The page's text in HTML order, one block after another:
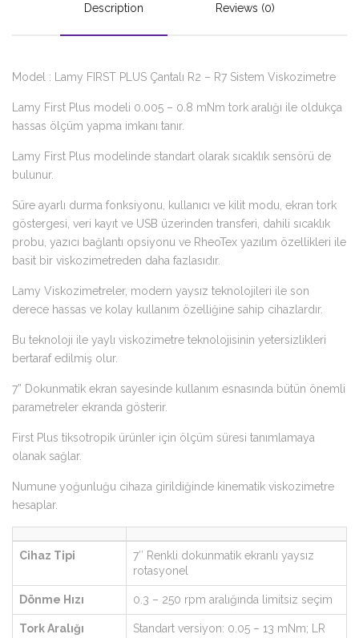
Description Reviews (0)
Model : Lamy FIRST PLUS Çantalı R2 – R7 Sistem Viskozimetre
Lamy First Plus modeli 0.005 – 0.8 mNm tork aralığı ile oldukça
hassas ölçüm yapma imkanı tanır.
Lamy First Plus modelinde standart olarak sıcaklık sensörü de
bulunur.
Süre ayarlı durma fonksiyonu, kullanıcı ve kilit modu, ekran tork
göstergesi, veri kayıt ve USB üzerinden transferi, dahili sıcaklık
probu, yazıcı bağlantı opsiyonu ve RheoTex yazılım özellikleri ile
basit bir viskozimetreden daha fazlasıdır.
Lamy Viskozimetreler, modern yaysız teknolojileri ile son
derece hassas ve kolay kullanım özelliğine sahip cihazlardır.
Bu teknoloji ile yaylı viskozimetre teknolojisinin yetersizlikleri
bertaraf edilmiş olur.
7” Dokunmatik ekran sayesinde kullanım esnasında bütün önemli
parametreler ekranda gösterir.
First Plus tiksotropik ürünler için ölçüm süresi tanımlamaya
olanak sağlar.
Numune yoğunluğu cihaza girildiğinde kinematik viskozimetre
hesaplar.
Cihaz Tipi
7″ Renkli dokunmatik ekranlı yaysız
rotasyonel
Dönme Hızı 0.3 – 250 rpm aralığında limitsiz seçim
Tork Aralığı
Standart versiyon: 0.05 – 13 mNm; LR